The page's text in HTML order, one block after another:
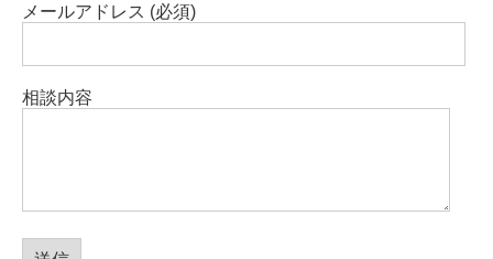
メールアドレス (必須)
相談内容